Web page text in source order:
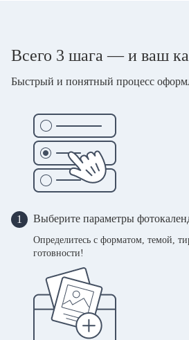
Всего 3 шага — и ваш
Быстрый и понятный процесс
1 Выберите параметры
Определитесь с форматом, темой,
готовности!